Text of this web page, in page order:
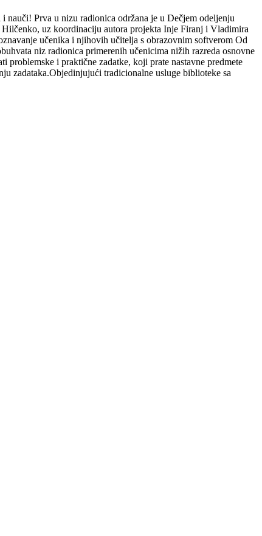
Prva u nizu radionica održana je u Dečjem odeljenju
uz koordinaciju autora projekta Inje Firanj i Vladimira
učenika i njihovih učitelja s obrazovnim softverom Od
niz radionica primerenih učenicima nižih razreda osnovne
i praktične zadatke, koji prate nastavne predmete
zadataka.Objedinjujući tradicionalne usluge biblioteke sa